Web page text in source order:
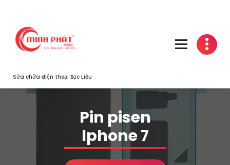
content
Sửa chữa điện thoại Bạc Liêu
Pin pisen
Iphone 7